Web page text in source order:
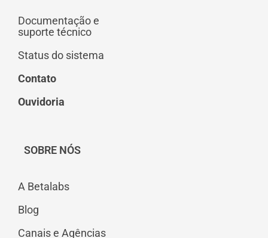
Documentação e
suporte técnico
Status do sistema
Contato
Ouvidoria
SOBRE NÓS
A Betalabs
Blog
Canais e Agências